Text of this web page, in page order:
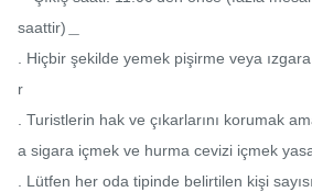
saattir)＿
. Hiçbir şekilde yemek pişirme veya
r
. Turistlerin hak ve çıkarlarını korumak
a sigara içmek ve hurma cevizi içmek
. Lütfen her oda tipinde belirtilen kişi